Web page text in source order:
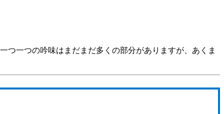
一つの吟味はまだまだ多くの部分がありますが、あくま